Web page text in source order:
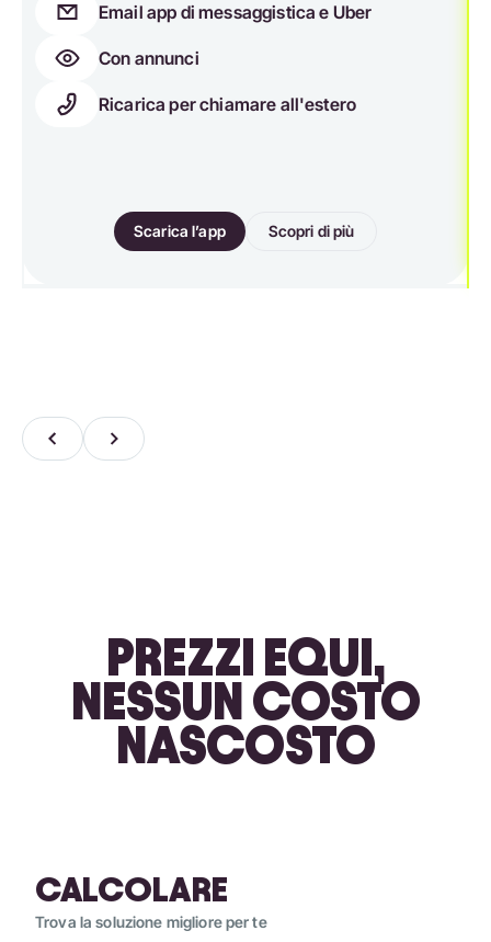
Email app di messaggistica e Uber
Con annunci
Ricarica per chiamare all'estero
Scarica l’app Scopri di più
PREZZI EQUI,
NESSUN COSTO
NASCOSTO
CALCOLARE
Trova la soluzione migliore per te